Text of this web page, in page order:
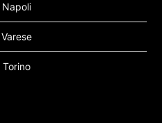
Napoli
Varese
Torino